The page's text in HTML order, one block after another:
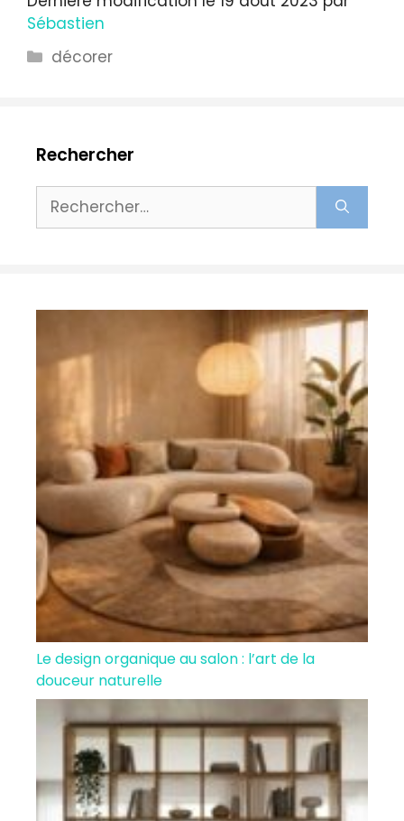
Sébastien
Catégories
décorer
Rechercher
Rechercher :
Le design organique au salon : l’art de la
douceur naturelle